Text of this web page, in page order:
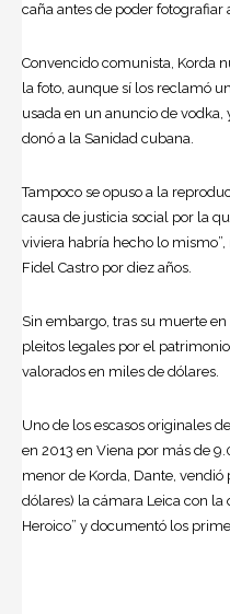
caña antes de poder fotografiar
Convencido comunista, Korda
la foto, aunque sí los reclamó
usada en un anuncio de
donó a la Sanidad cubana.
Tampoco se opuso a la
causa de justicia social por la
viviera habría hecho lo
Fidel Castro por diez años.
Sin embargo, tras su muerte
pleitos legales por el
valorados en miles de dólares.
Uno de los escasos originales
en 2013 en Viena por más de
menor de Korda, Dante,
dólares) la cámara Leica con la
Heroico” y documentó los